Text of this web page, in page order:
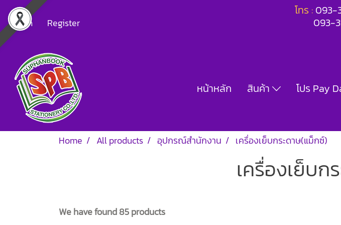
Login Register
โทร : 093-
093-
หน้าหลัก สินค้า โปร Pay
Home All products อุปกรณ์สำนักงาน เครื่องเย็บกระดาษ(แม็กซ์)
เครื่องเย็บก
We have found 85 products